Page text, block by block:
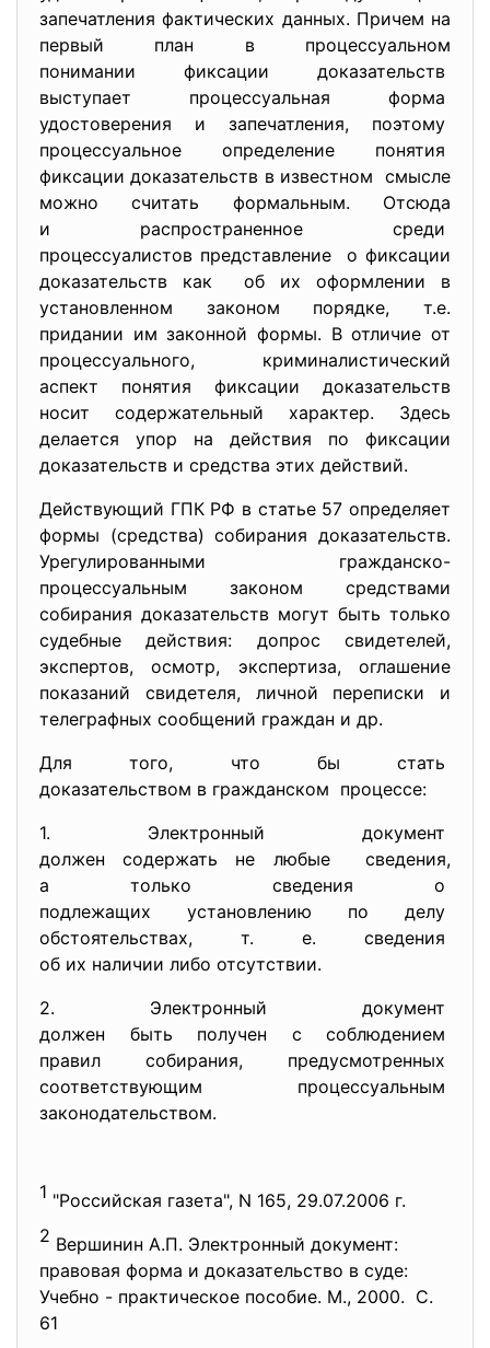
запечатления фактических данных. Причем на
первый план в процессуальном
понимании фиксации доказательств
выступает процессуальная форма
удостоверения и запечатления, поэтому
процессуальное определение понятия
фиксации доказательств в известном смысле
можно считать формальным. Отсюда
и распространенное среди
процессуалистов представление о фиксации
доказательств как об их оформлении в
установленном законом порядке, т.е.
придании им законной формы. В отличие от
процессуального, криминалистический
аспект понятия фиксации доказательств
носит содержательный характер. Здесь
делается упор на действия по фиксации
доказательств и средства этих действий.
Действующий ГПК РФ в статье 57 определяет
формы (средства) собирания доказательств.
Урегулированными гражданско-
процессуальным законом средствами
собирания доказательств могут быть только
судебные действия: допрос свидетелей,
экспертов, осмотр, экспертиза, оглашение
показаний свидетеля, личной переписки и
телеграфных сообщений граждан и др.
Для того, что бы стать
доказательством в гражданском процессе:
1. Электронный документ
должен содержать не любые сведения,
а только сведения о
подлежащих установлению по делу
обстоятельствах, т. е. сведения
об их наличии либо отсутствии.
2. Электронный документ
должен быть получен с соблюдением
правил собирания, предусмотренных
соответствующим процессуальным
законодательством.
1 "Российская газета", N 165, 29.07.2006 г.
2 Вершинин А.П. Электронный документ:
правовая форма и доказательство в суде:
Учебно - практическое пособие. М., 2000. С.
61